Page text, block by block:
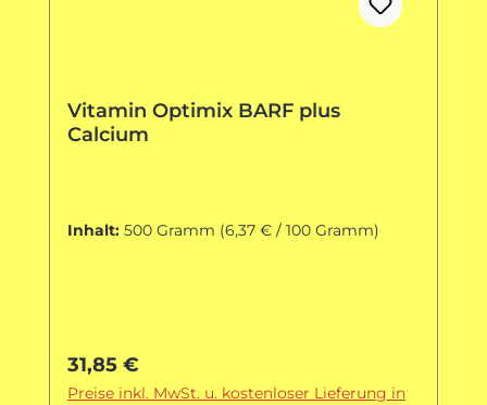
Vitamin Optimix BARF plus
Calcium
Inhalt: 500 Gramm (6,37 € / 100 Gramm)
Regulärer Preis:
31,85 €
Preise inkl. MwSt. u. kostenloser Lieferung in